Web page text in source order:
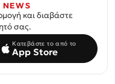
και διαβάστε
σας.
Κατεβάστε το από το
App Store